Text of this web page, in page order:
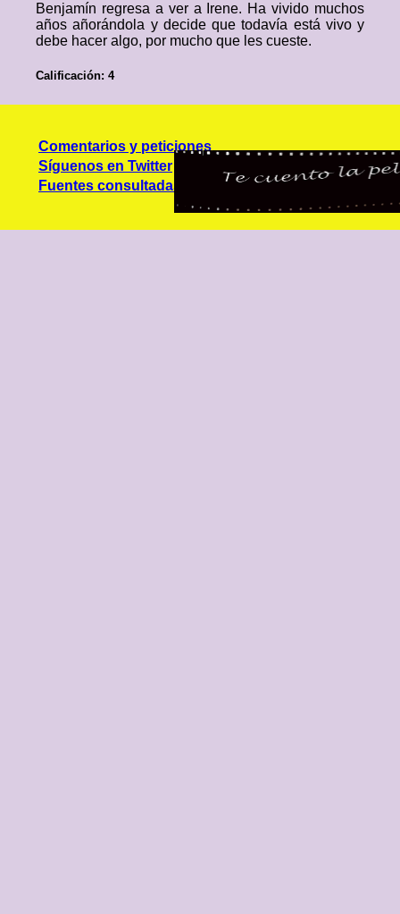
Benjamín regresa a ver a Irene. Ha vivido muchos
años añorándola y decide que todavía está vivo y
debe hacer algo, por mucho que les cueste.
Calificación: 4
Comentarios y peticiones
Síguenos en Twitter
Fuentes consultadas